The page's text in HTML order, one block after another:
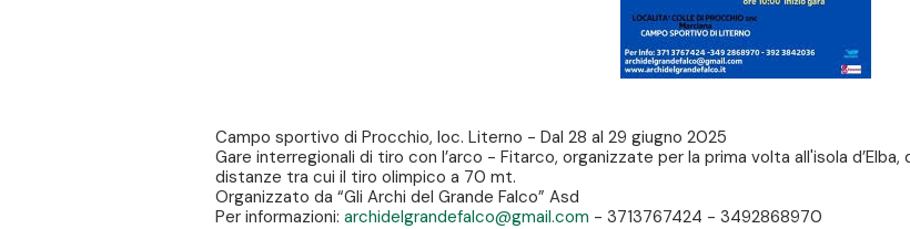
Campo sportivo di Procchio, loc. Literno - Dal 28 al 29 giugno 2025
Gare interregionali di tiro con l’arco - Fitarco, organizzate per la prima volta all'isola
distanze tra cui il tiro olimpico a 70 mt.
Organizzato da “Gli Archi del Grande Falco” Asd
Per informazioni: archidelgrandefalco@gmail.com - 3713767424 - 3492868970